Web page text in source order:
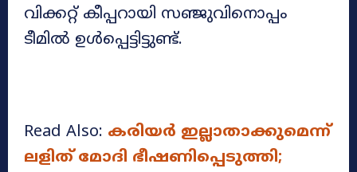
വിക്കറ്റ് കീപ്പറായി സഞ്ജുവിനൊപ്പം
ടീമിൽ ഉൾപ്പെട്ടിട്ടുണ്ട്.
Read Also: കരിയര്‍ ഇല്ലാതാക്കുമെന്ന്
ലളിത് മോദി ഭീഷണിപ്പെടുത്തി;